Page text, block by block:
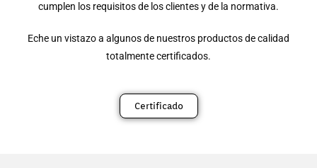
cumplen los requisitos de los clientes y de la normativa.
Eche un vistazo a algunos de nuestros productos de calidad
totalmente certificados.
Certificado